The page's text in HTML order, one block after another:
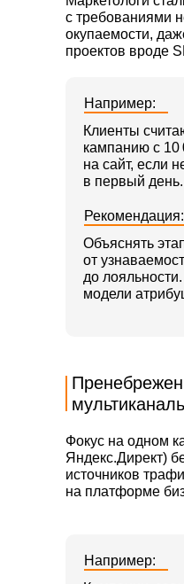
с требованиями
окупаемости,
проектов вроде
Например:
Клиенты
кампанию с 10
на сайт, если
в первый день.
Рекомендация:
Объяснять
от
до
модели
Фокус на одном
Яндекс.Директ)
источников
на платформе
Например: